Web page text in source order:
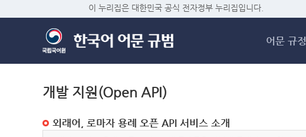
이 누리집은 대한민국 공식 전자정부 누리집입니다.
어문 규정
개발 지원(Open API)
외래어, 로마자 용례 오픈 API 서비스 소개